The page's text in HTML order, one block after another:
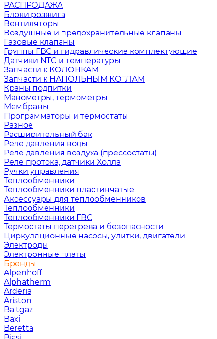
РАСПРОДАЖА
Блоки розжига
Вентиляторы
Воздушные и предохранительные клапаны
Газовые клапаны
Группы ГВС и гидравлические комплектующие
Датчики NTC и температуры
Запчасти к КОЛОНКАМ
Запчасти к НАПОЛЬНЫМ КОТЛАМ
Краны подпитки
Манометры, термометры
Мембраны
Программаторы и термостаты
Разное
Расширительный бак
Реле давления воды
Реле давления воздуха (прессостаты)
Реле протока, датчики Холла
Ручки управления
Теплообменники
Теплообменники пластинчатые
Аксессуары для теплообменников
Теплообменники
Теплообменники ГВС
Термостаты перегрева и безопасности
Циркуляционные насосы, улитки, двигатели
Электроды
Электронные платы
Бренды
Alpenhoff
Alphatherm
Arderia
Ariston
Baltgaz
Baxi
Beretta